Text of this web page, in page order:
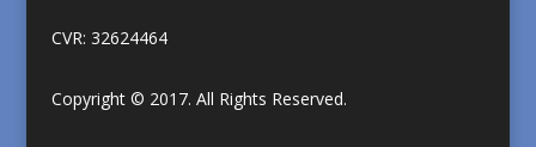
CVR: 32624464
Copyright © 2017. All Rights Reserved.